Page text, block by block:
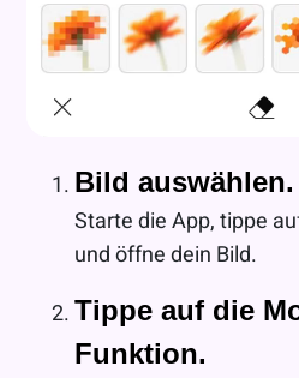
Bild auswählen.
Starte die App, tippe
und öffne dein Bild.
Tippe auf die
Funktion.